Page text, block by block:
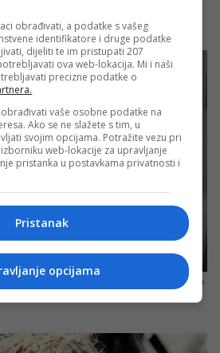
obrađivati, a podatke s vašeg
identifikatore i druge podatke
dijeliti te im pristupati 207
ova web-lokacija. Mi i naši
precizne podatke o
vaše osobne podatke na
Ako se ne slažete s tim, u
svojim opcijama. Potražite vezu pri
web-lokacije za upravljanje
pristanka u postavkama privatnosti i
Pristanak
opcijama